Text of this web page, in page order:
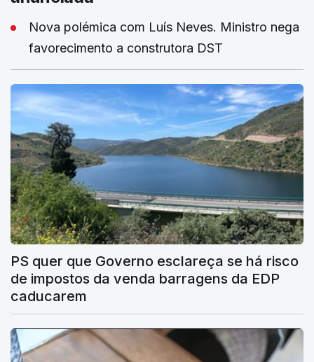
Nova polémica com Luís Neves. Ministro nega
favorecimento a construtora DST
PS quer que Governo esclareça se há risco
de impostos da venda barragens da EDP
caducarem